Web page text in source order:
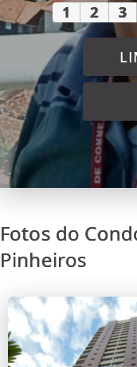
1 2 3
Fotos do
Pinheiros